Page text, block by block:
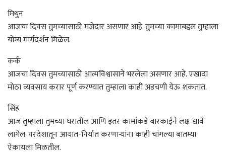
मिथुन
आजचा दिवस तुमच्यासाठी मजेदार असणार आहे. तुमच्या कामाबद्दल तुम्हाला
योग्य मार्गदर्शन मिळेल.
कर्क
आजचा दिवस तुमच्यासाठी आत्मविश्वासाने भरलेला असणार आहे. एखादा
मोठा व्यवसाय करार पूर्ण करण्यात तुम्हाला काही अडचणी येऊ शकतात.
सिंह
आज तुम्हाला तुमच्या घरातील आणि इतर कामांकडे बारकाईने लक्ष द्यावे
लागेल. परदेशातून आयात-निर्यात करणाऱ्यांना काही चांगल्या बातम्या
ऐकायला मिळतील.